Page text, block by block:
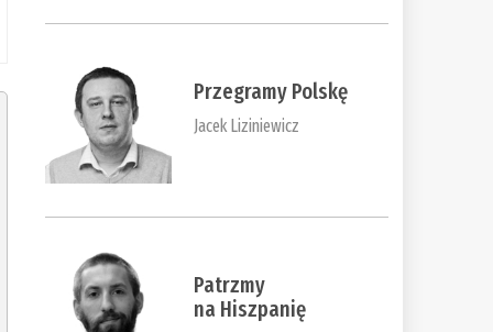
Przegramy Polskę
Jacek Liziniewicz
Patrzmy
na Hiszpanię